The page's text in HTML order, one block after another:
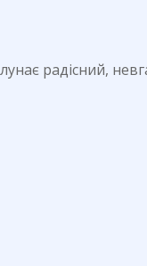
радісний,